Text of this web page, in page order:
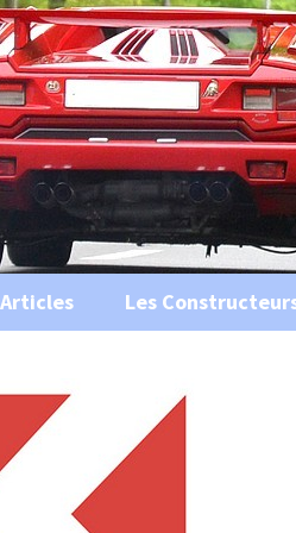
historiques …
évènements
musées
Les